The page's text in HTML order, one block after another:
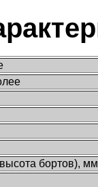
бортов), мм